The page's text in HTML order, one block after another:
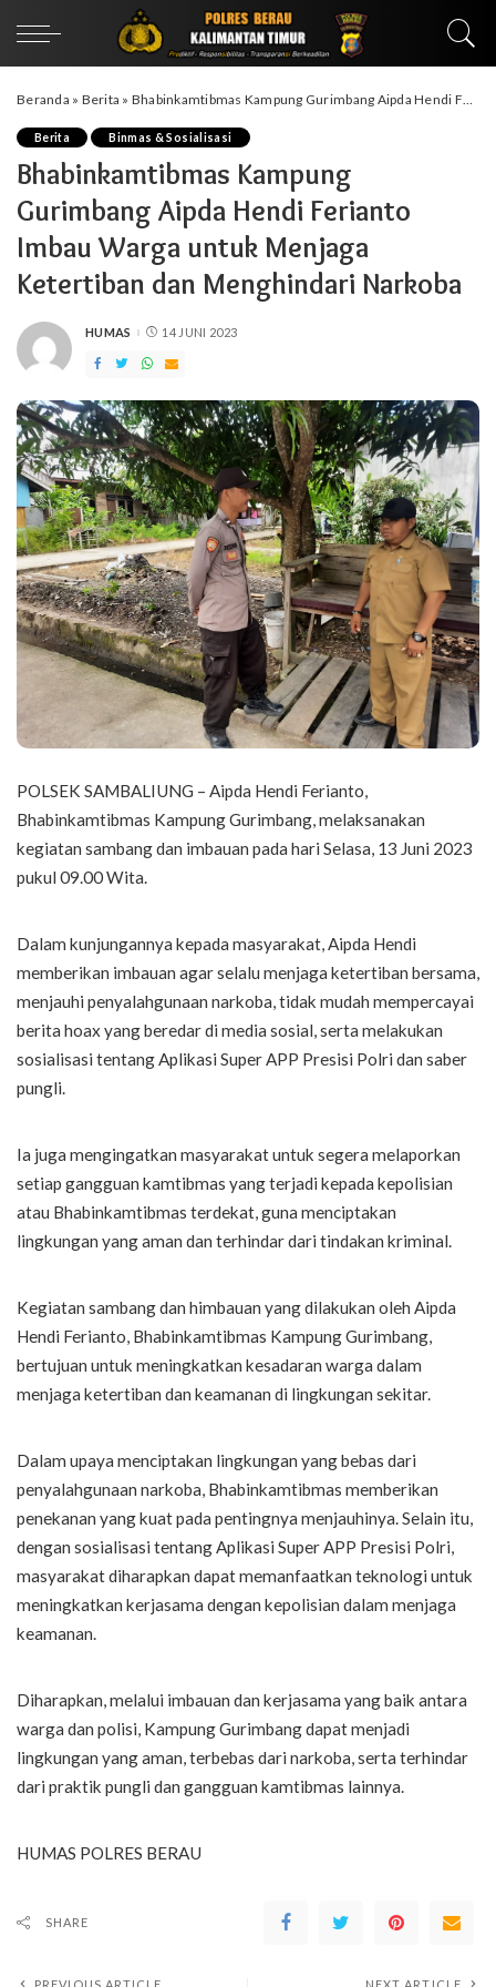
Beranda » Berita » Bhabinkamtibmas Kampung Gurimbang Aipda Hendi Ferianto Imbau Warga untuk Menjaga Ketertiban dan Menghindari Narkoba
Berita Binmas & Sosialisasi
Bhabinkamtibmas Kampung
Gurimbang Aipda Hendi Ferianto
Imbau Warga untuk Menjaga
Ketertiban dan Menghindari Narkoba
POSTED
HUMAS 14 JUNI 2023
POLSEK SAMBALIUNG – Aipda Hendi Ferianto,
Bhabinkamtibmas Kampung Gurimbang, melaksanakan
kegiatan sambang dan imbauan pada hari Selasa, 13 Juni 2023
pukul 09.00 Wita.
Dalam kunjungannya kepada masyarakat, Aipda Hendi
memberikan imbauan agar selalu menjaga ketertiban bersama,
menjauhi penyalahgunaan narkoba, tidak mudah mempercayai
berita hoax yang beredar di media sosial, serta melakukan
sosialisasi tentang Aplikasi Super APP Presisi Polri dan saber
pungli.
Ia juga mengingatkan masyarakat untuk segera melaporkan
setiap gangguan kamtibmas yang terjadi kepada kepolisian
atau Bhabinkamtibmas terdekat, guna menciptakan
lingkungan yang aman dan terhindar dari tindakan kriminal.
Kegiatan sambang dan himbauan yang dilakukan oleh Aipda
Hendi Ferianto, Bhabinkamtibmas Kampung Gurimbang,
bertujuan untuk meningkatkan kesadaran warga dalam
menjaga ketertiban dan keamanan di lingkungan sekitar.
Dalam upaya menciptakan lingkungan yang bebas dari
penyalahgunaan narkoba, Bhabinkamtibmas memberikan
penekanan yang kuat pada pentingnya menjauhinya. Selain itu,
dengan sosialisasi tentang Aplikasi Super APP Presisi Polri,
masyarakat diharapkan dapat memanfaatkan teknologi untuk
meningkatkan kerjasama dengan kepolisian dalam menjaga
keamanan.
Diharapkan, melalui imbauan dan kerjasama yang baik antara
warga dan polisi, Kampung Gurimbang dapat menjadi
lingkungan yang aman, terbebas dari narkoba, serta terhindar
dari praktik pungli dan gangguan kamtibmas lainnya.
HUMAS POLRES BERAU
SHARE
PREVIOUS ARTICLE NEXT ARTICLE